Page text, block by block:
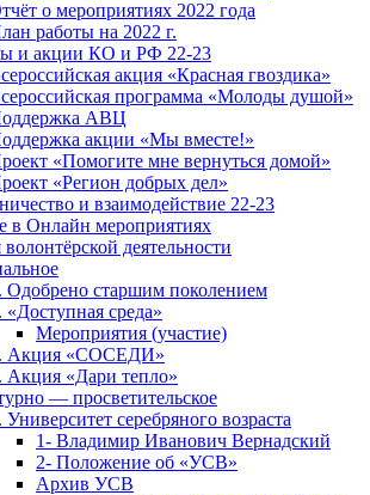
о мероприятиях 2022 года
работы на 2022 г.
и акции КО и РФ 22-23
акция «Красная гвоздика»
программа «Молоды душой»
АВЦ
акции «Мы вместе!»
«Помогите мне вернуться домой»
«Регион добрых дел»
и взаимодействие 22-23
в Онлайн мероприятиях
деятельности
Одобрено старшим поколением
«Доступная среда»
Мероприятия (участие)
Акция «СОСЕДИ»
Акция «Дари тепло»
— просветительское
Университет серебряного возраста
1- Владимир Иванович Вернадский
2- Положение об «УСВ»
Архив УСВ